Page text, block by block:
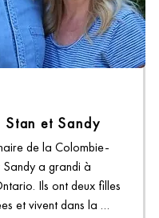
et Sandy
de la Colombie-
Sandy a grandi à
Ils ont deux filles
et vivent dans la